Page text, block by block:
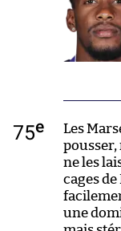
75e
Les
pousser,
ne les
cages
une